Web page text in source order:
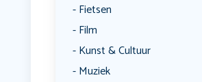
Fietsen
Film
Kunst & Cultuur
Muziek